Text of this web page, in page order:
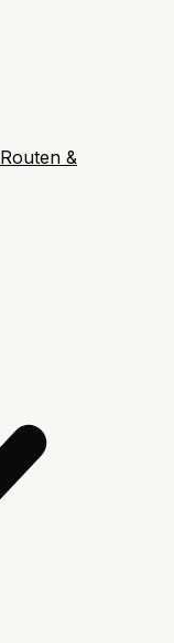
Routen &